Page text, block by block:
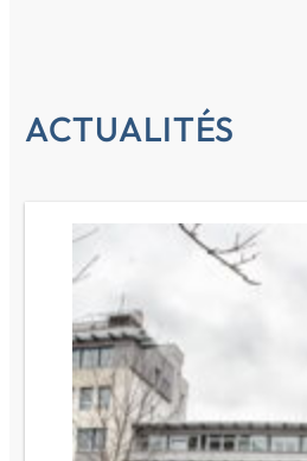
ACTUALITÉS